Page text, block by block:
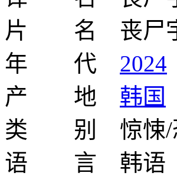
片 名 丧尸宇
年 代 2024
产 地 韩国
类 别 惊悚/
语 言 韩语